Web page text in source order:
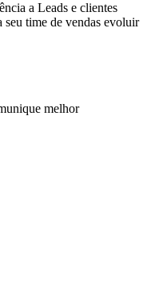
a Leads e clientes
seu time de vendas evoluir
melhor